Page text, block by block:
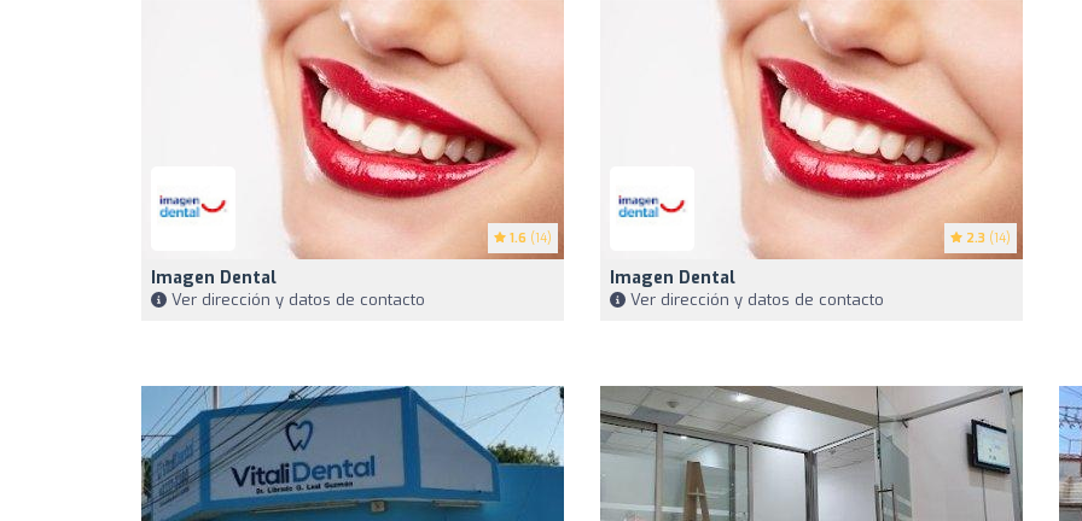
1.6 (14)
Imagen Dental
Ver dirección y datos de contacto
2.3 (14)
Imagen Dental
Ver dirección y datos de contacto